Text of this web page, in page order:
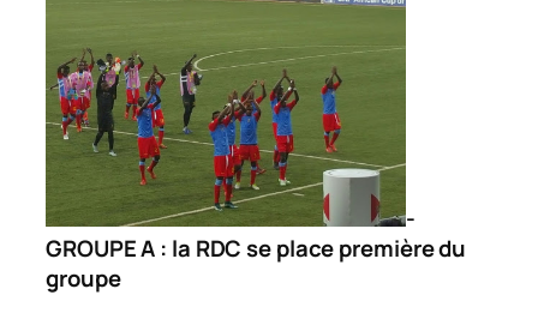
-
GROUPE A : la RDC se place première du
groupe